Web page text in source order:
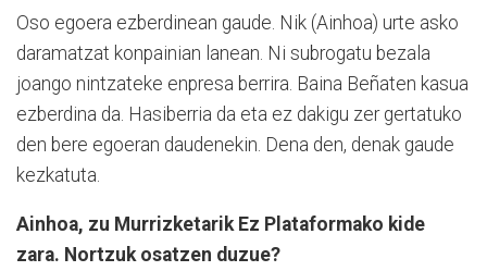
Oso egoera ezberdinean gaude. Nik (Ainhoa) urte asko
daramatzat konpainian lanean. Ni subrogatu bezala
joango nintzateke enpresa berrira. Baina Beñaten kasua
ezberdina da. Hasiberria da eta ez dakigu zer gertatuko
den bere egoeran daudenekin. Dena den, denak gaude
kezkatuta.
Ainhoa, zu Murrizketarik Ez Plataformako kide
zara. Nortzuk osatzen duzue?